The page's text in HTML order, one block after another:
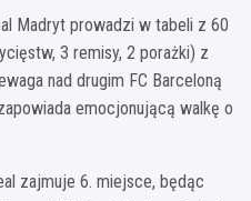
Madryt prowadzi w tabeli z 60
3 remisy, 2 porażki) z
nad drugim FC Barceloną
emocjonującą walkę o
zajmuje 6. miejsce, będąc